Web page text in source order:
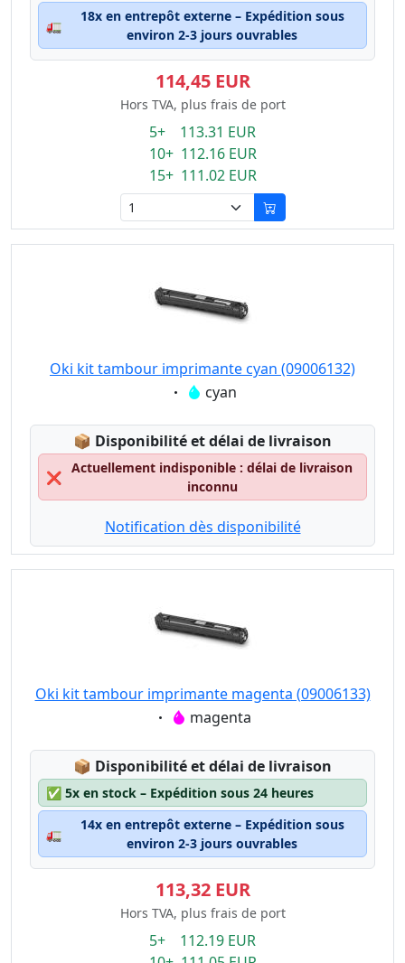
🚛
18x en entrepôt externe – Expédition sous
environ 2-3 jours ouvrables
114,45 EUR
Hors TVA, plus frais de port
5+ 113.31 EUR
10+ 112.16 EUR
15+ 111.02 EUR
Oki kit tambour imprimante cyan (09006132)
Eigenschaft:
cyan
📦 Lagerstatus:
Disponibilité et délai de livraison
❌
Actuellement indisponible : délai de livraison
inconnu
Notification dès disponibilité
Oki kit tambour imprimante magenta (09006133)
Eigenschaft:
magenta
📦 Lagerstatus:
Disponibilité et délai de livraison
✅ 5x en stock – Expédition sous 24 heures
🚛
14x en entrepôt externe – Expédition sous
environ 2-3 jours ouvrables
113,32 EUR
Hors TVA, plus frais de port
5+ 112.19 EUR